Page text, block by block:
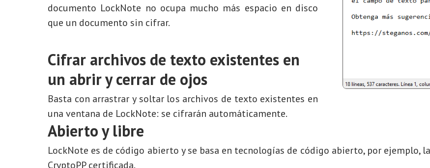
documento LockNote no ocupa mucho más espacio en disco
que un documento sin cifrar.
Cifrar archivos de texto existentes en
un abrir y cerrar de ojos
Basta con arrastrar y soltar los archivos de texto existentes en
una ventana de LockNote: se cifrarán automáticamente.
Abierto y libre
LockNote es de código abierto y se basa en tecnologías de código abierto, por
CryptoPP certificada.